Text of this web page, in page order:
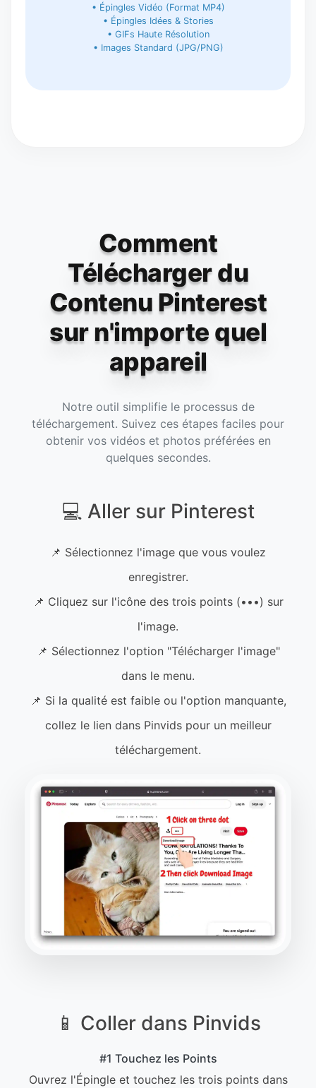
• Épingles Vidéo (Format MP4)
• Épingles Idées & Stories
• GIFs Haute Résolution
• Images Standard (JPG/PNG)
Comment
Télécharger du
Contenu Pinterest
sur n'importe quel
appareil
Notre outil simplifie le processus de
téléchargement. Suivez ces étapes faciles pour
obtenir vos vidéos et photos préférées en
quelques secondes.
💻 Aller sur Pinterest
📌 Sélectionnez l'image que vous voulez
enregistrer.
📌 Cliquez sur l'icône des trois points (•••) sur
l'image.
📌 Sélectionnez l'option "Télécharger l'image"
dans le menu.
📌 Si la qualité est faible ou l'option manquante,
collez le lien dans Pinvids pour un meilleur
téléchargement.
📱 Coller dans Pinvids
#1 Touchez les Points
Ouvrez l'Épingle et touchez les trois points dans